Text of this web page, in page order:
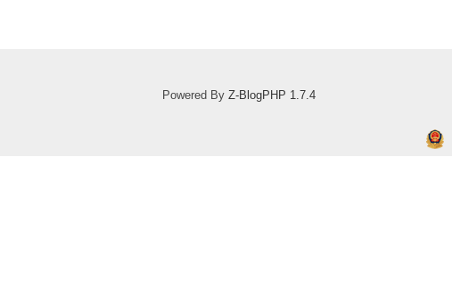
Powered By Z-BlogPHP 1.7.4